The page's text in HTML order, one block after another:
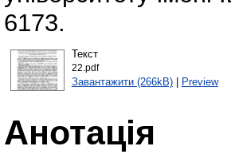
6173.
Текст
22.pdf
Завантажити (266kB)| Preview
Анотація